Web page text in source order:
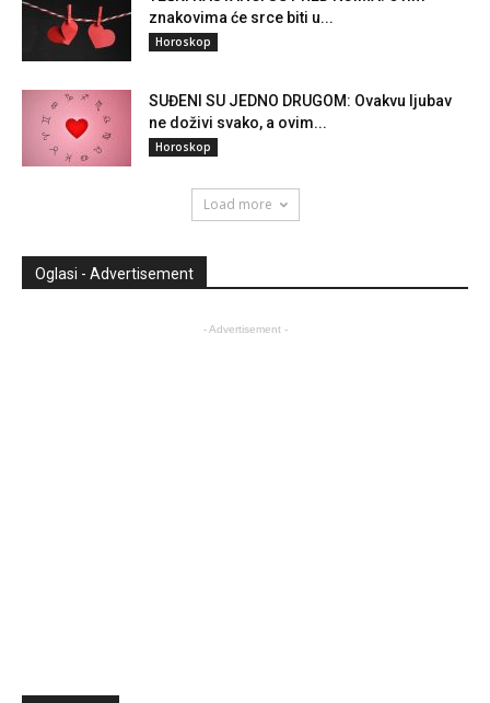
znakovima će srce biti u...
Horoskop
SUĐENI SU JEDNO DRUGOM: Ovakvu ljubav
ne doživi svako, a ovim...
Horoskop
Load more
Oglasi - Advertisement
- Advertisement -